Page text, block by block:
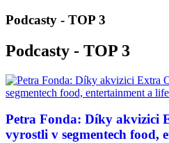
Podcasty - TOP 3
Podcasty - TOP 3
Petra Fonda: Díky akvizici
vyrostli v segmentech food,